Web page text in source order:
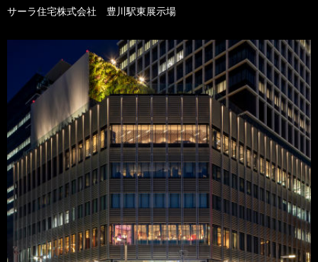
サーラ住宅株式会社 豊川駅東展示場